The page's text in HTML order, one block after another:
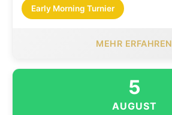
Early Morning Turnier
MEHR ERFAHREN
5
AUGUST